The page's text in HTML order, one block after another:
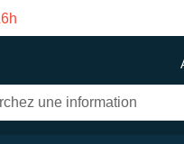
Vasco de Gama du